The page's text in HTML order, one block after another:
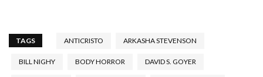
TAGS ANTICRISTO ARKASHA STEVENSON
BILL NIGHY BODY HORROR DAVID S. GOYER